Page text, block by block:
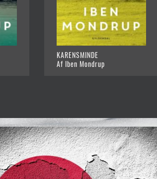
KARENSMINDE
Af Iben Mondrup